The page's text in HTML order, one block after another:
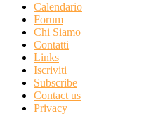
Calendario
Forum
Chi Siamo
Contatti
Links
Iscriviti
Subscribe
Contact us
Privacy